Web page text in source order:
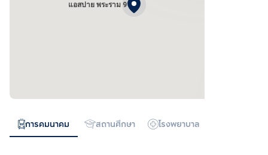
แอสปาย พระราม 9
การคมนาคม สถานศึกษา โรงพยาบาล